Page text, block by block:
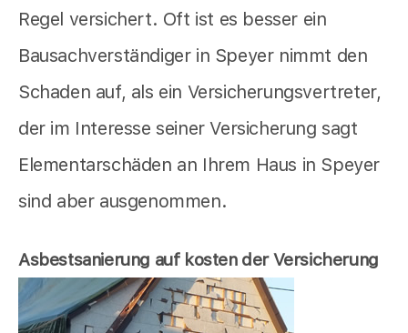
Regel versichert. Oft ist es besser ein
Bausachverständiger in Speyer nimmt den
Schaden auf, als ein Versicherungsvertreter,
der im Interesse seiner Versicherung sagt
Elementarschäden an Ihrem Haus in Speyer
sind aber ausgenommen.
Asbestsanierung auf kosten der Versicherung